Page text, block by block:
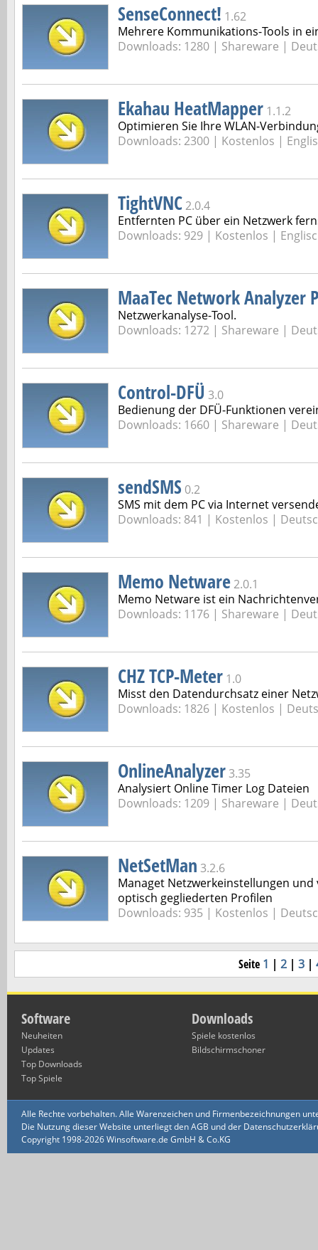
SenseConnect! 1.62
Mehrere Kommunikations-Tools in
Downloads: 1280 | Shareware |
Ekahau HeatMapper 1.1.2
Optimieren Sie Ihre WLAN-
Downloads: 2300 | Kostenlos |
TightVNC 2.0.4
Entfernten PC über ein Netzwerk
Downloads: 929 | Kostenlos |
MaaTec Network Analyzer
Netzwerkanalyse-Tool.
Downloads: 1272 | Shareware |
Control-DFÜ 3.0
Bedienung der DFÜ-Funktionen
Downloads: 1660 | Shareware |
sendSMS 0.2
SMS mit dem PC via Internet
Downloads: 841 | Kostenlos |
Memo Netware 2.0.1
Memo Netware ist ein
Downloads: 1176 | Shareware |
CHZ TCP-Meter 1.0
Misst den Datendurchsatz einer
Downloads: 1826 | Kostenlos |
OnlineAnalyzer 3.35
Analysiert Online Timer Log Dateien
Downloads: 1209 | Shareware |
NetSetMan 3.2.6
Managet Netzwerkeinstellungen
optisch gegliederten Profilen
Downloads: 935 | Kostenlos |
Seite 1 | 2 | 3 |
Software
Neuheiten
Updates
Top Downloads
Top Spiele
Downloads
Spiele kostenlos
Bildschirmschoner
Alle Rechte vorbehalten. Alle Warenzeichen und Firmenbezeichnungen
Die Nutzung dieser Website unterliegt den AGB und der
Copyright 1998-2026 Winsoftware.de GmbH & Co.KG